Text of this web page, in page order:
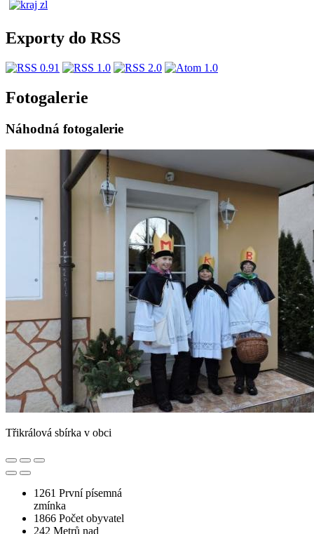
Exporty do RSS
Fotogalerie
Náhodná fotogalerie
Třikrálová sbírka v obci
1261 První písemná
zmínka
1866 Počet obyvatel
242 Metrů nad